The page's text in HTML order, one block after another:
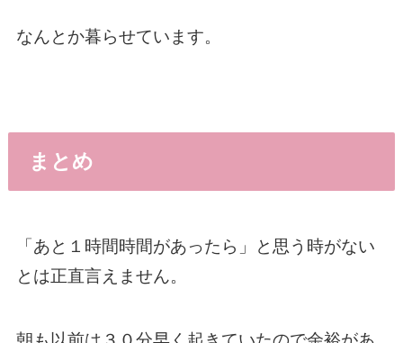
なんとか暮らせています。
まとめ
「あと１時間時間があったら」と思う時がない
とは正直言えません。